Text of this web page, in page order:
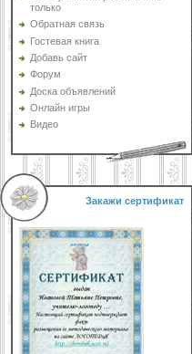
только
Обратная связь
Гостевая книга
Добавь сайт
Форум
Доска объявлений
Онлайн игры
Видео
Закажи сертификат